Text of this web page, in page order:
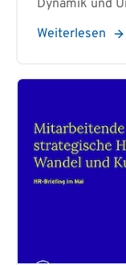
Dynamik und
Weiterlesen